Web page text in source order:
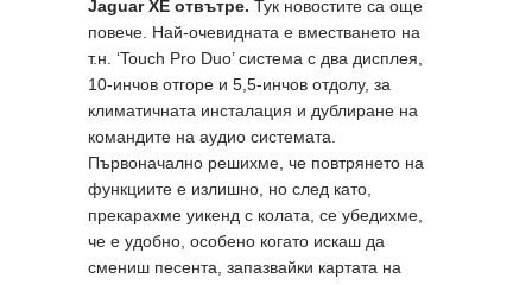
Jaguar XE отвътре. Тук новостите са още
повече. Най-очевидната е вместването на
т.н. ‘Touch Pro Duo’ система с два дисплея,
10-инчов отгоре и 5,5-инчов отдолу, за
климатичната инсталация и дублиране на
командите на аудио системата.
Първоначално решихме, че повтрянето на
функциите е излишно, но след като,
прекарахме уикенд с колата, се убедихме,
че е удобно, особено когато искаш да
смениш песента, запазвайки картата на